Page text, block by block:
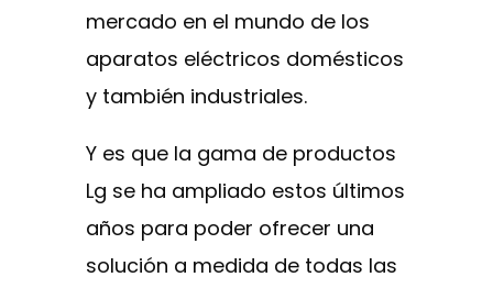
mercado en el mundo de los
aparatos eléctricos domésticos
y también industriales.
Y es que la gama de productos
Lg se ha ampliado estos últimos
años para poder ofrecer una
solución a medida de todas las